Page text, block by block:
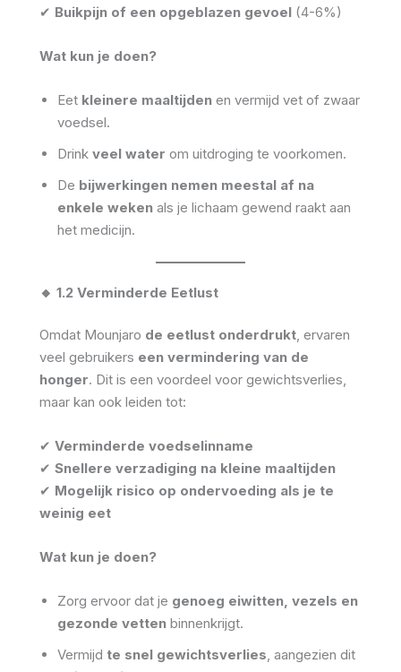
✔ Buikpijn of een opgeblazen gevoel (4-6%)
Wat kun je doen?
Eet kleinere maaltijden en vermijd vet of zwaar
voedsel.
Drink veel water om uitdroging te voorkomen.
De bijwerkingen nemen meestal af na
enkele weken als je lichaam gewend raakt aan
het medicijn.
🔸 1.2 Verminderde Eetlust
Omdat Mounjaro de eetlust onderdrukt, ervaren
veel gebruikers een vermindering van de
honger. Dit is een voordeel voor gewichtsverlies,
maar kan ook leiden tot:
✔ Verminderde voedselinname
✔ Snellere verzadiging na kleine maaltijden
✔ Mogelijk risico op ondervoeding als je te
weinig eet
Wat kun je doen?
Zorg ervoor dat je genoeg eiwitten, vezels en
gezonde vetten binnenkrijgt.
Vermijd te snel gewichtsverlies, aangezien dit